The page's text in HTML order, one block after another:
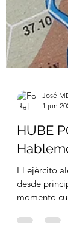
José
1 jun
El ejército
momento
que se...